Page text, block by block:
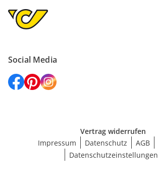
Social Media
Vertrag widerrufen
Impressum
Datenschutz AGB
Datenschutzeinstellungen